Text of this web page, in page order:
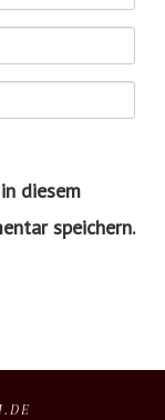
diesem
speichern.